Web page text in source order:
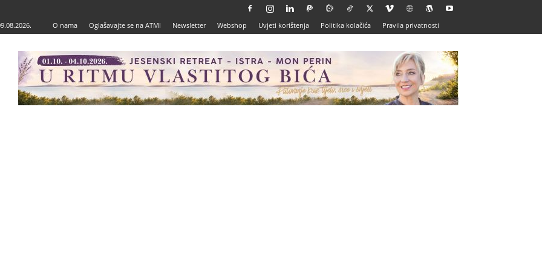
O nama Oglašavajte se na ATMI Newsletter Webshop Uvjeti korištenja Politika kolačića Pravila privatnosti